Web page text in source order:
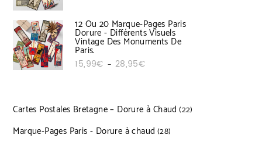
12 Ou 20 Marque-Pages Paris
Dorure - Différents Visuels
Vintage Des Monuments De
Paris.
15,99€ – 28,95€Plage de prix : 15,99€ à 28,95€
Cartes Postales Bretagne – Dorure à Chaud 2222 produits
Marque-Pages Paris - Dorure à chaud 2828 produits